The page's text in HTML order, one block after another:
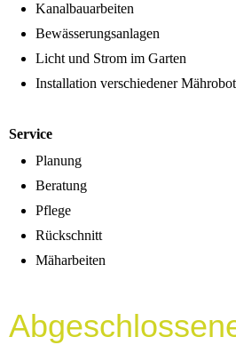
Kanalbauarbeiten
Bewässerungsanlagen
Licht und Strom im Garten
Installation verschiedener
Service
Planung
Beratung
Pflege
Rückschnitt
Mäharbeiten